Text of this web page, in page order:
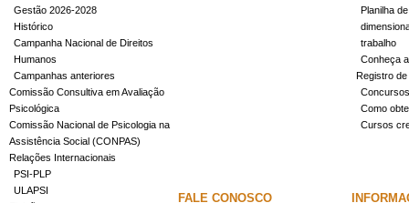
Gestão 2026-2028
Histórico
Campanha Nacional de Direitos
Humanos
Campanhas anteriores
Comissão Consultiva em Avaliação
Psicológica
Comissão Nacional de Psicologia na
Assistência Social (CONPAS)
Relações Internacionais
PSI-PLP
ULAPSI
Planilha
trabalho
Conheça
Registro
Concursos
Como
Cursos
FALE CONOSCO